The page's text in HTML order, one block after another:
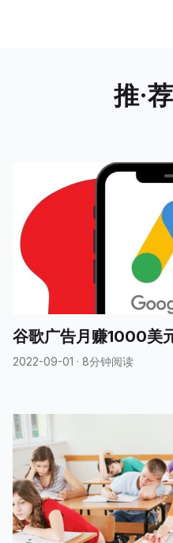
继
来
写的示
推·
谷歌广告月赚1000美
2022-09-01 · 8分钟阅读